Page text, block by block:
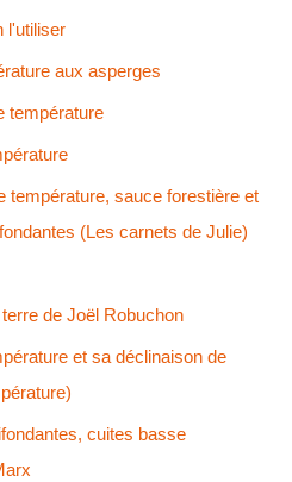
l'utiliser
aux asperges
température
température, sauce forestière et
(Les carnets de Julie)
de Joël Robuchon
et sa déclinaison de
cuites basse